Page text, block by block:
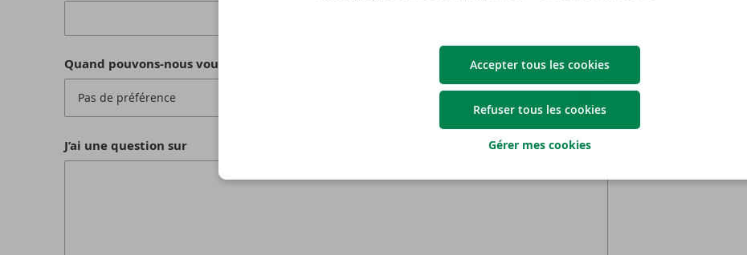
Accepter tous les cookies
Refuser tous les cookies
Gérer mes cookies
Quand pouvons-nous vous contacter ?
Pas de préférence
J’ai une question sur